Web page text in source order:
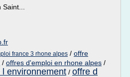
france 3 rhone alpes / offre
/ offres d'emploi en rhone alpes /
environnement / offre d